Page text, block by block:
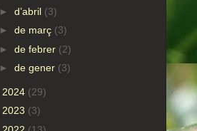
► d’abril (3)
► de març (3)
► de febrer (2)
► de gener (3)
2024 (29)
2023 (3)